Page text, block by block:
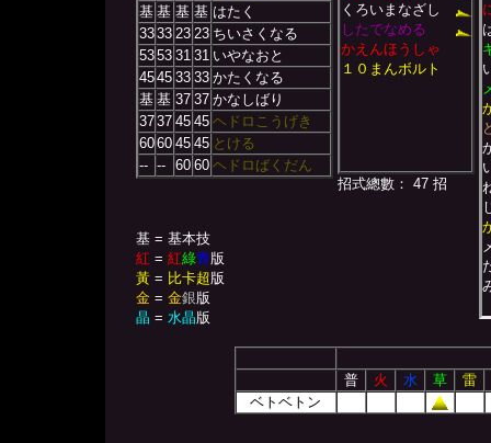
基 基 基 基 はたく
3333 23 23 ちいさくなる
5353 31 31 いやなおと
4545 33 33 かたくなる
基 基 37 37 かなしばり
3737 45 45 ヘドロこうげき
6060 45 45 とける
-- -- 60 60 ヘドロばくだん
基 = 基本技
紅 = 紅綠青版
黃= 比卡超 版
金= 金銀 版
晶 = 水晶 版
くろいまなざし
したでなめる
かえんほうしゃ
１０まんボルト
招式總數： 47 招
普 火 水 草
雷
ベトベトン